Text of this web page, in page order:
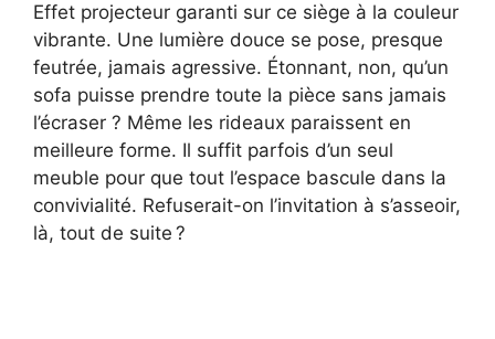
Effet projecteur garanti sur ce siège à la couleur
vibrante. Une lumière douce se pose, presque
feutrée, jamais agressive. Étonnant, non, qu’un
sofa puisse prendre toute la pièce sans jamais
l’écraser ? Même les rideaux paraissent en
meilleure forme. Il suffit parfois d’un seul
meuble pour que tout l’espace bascule dans la
convivialité. Refuserait-on l’invitation à s’asseoir,
là, tout de suite ?